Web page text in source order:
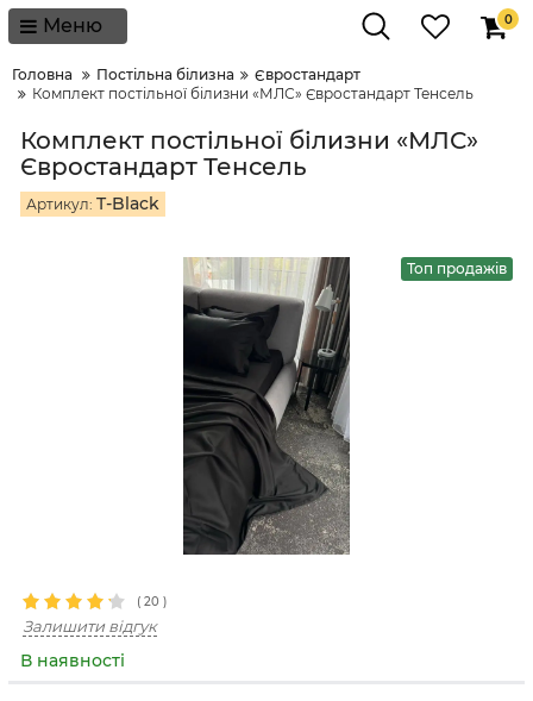
Меню 0
Головна Постільна білизна
Євростандарт
Комплект постільної білизни «МЛС» Євростандарт Тенсель
Комплект постільної білизни «МЛС»
Євростандарт Тенсель
Артикул: T-Black
Топ продажів
( 20 )
Залишити відгук
В наявності